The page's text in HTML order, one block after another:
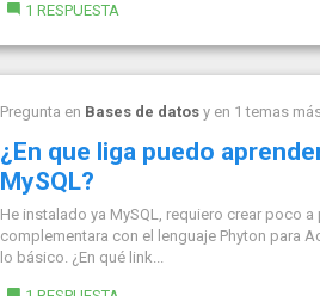
1 RESPUESTA
Pregunta en Bases de datos y en 1 temas
¿En que liga puedo
MySQL?
He instalado ya MySQL, requiero crear poco
complementara con el lenguaje Phyton para
lo básico. ¿En qué link...